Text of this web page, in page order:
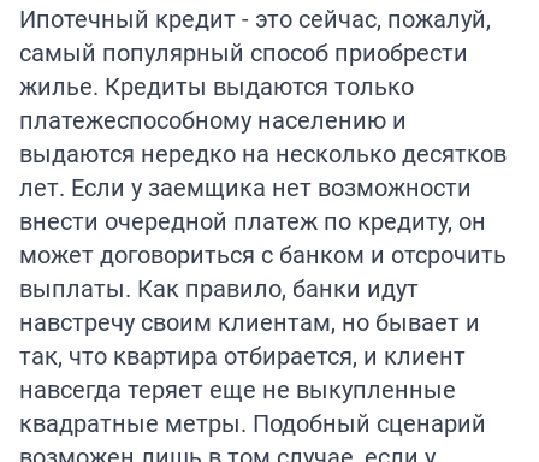
Ипотечный кредит - это сейчас, пожалуй,
самый популярный способ приобрести
жилье. Кредиты выдаются только
платежеспособному населению и
выдаются нередко на несколько десятков
лет. Если у заемщика нет возможности
внести очередной платеж по кредиту, он
может договориться с банком и отсрочить
выплаты. Как правило, банки идут
навстречу своим клиентам, но бывает и
так, что квартира отбирается, и клиент
навсегда теряет еще не выкупленные
квадратные метры. Подобный сценарий